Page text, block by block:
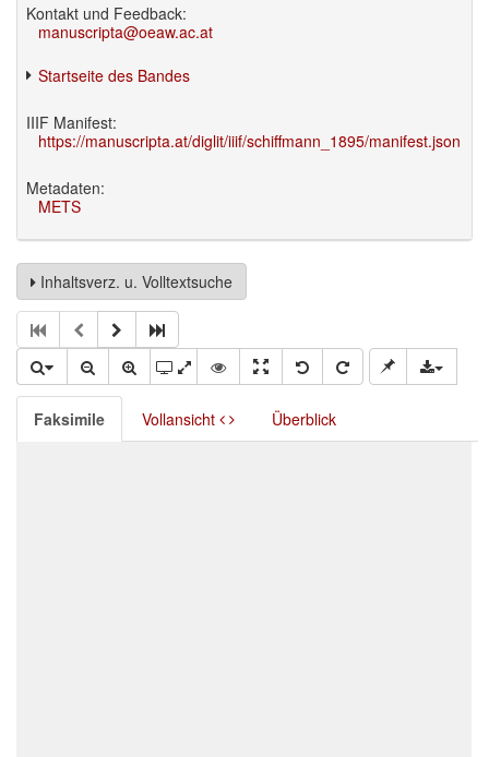
Kontakt und Feedback:
manuscripta@oeaw.ac.at
Startseite des Bandes
IIIF Manifest:
https://manuscripta.at/diglit/iiif/schiffmann_1895/manifest.json
Metadaten:
METS
Inhaltsverz. u. Volltextsuche
Faksimile Vollansicht Überblick